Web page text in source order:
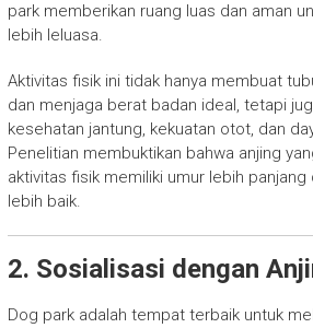
park memberikan ruang luas dan aman
lebih leluasa.
Aktivitas fisik ini tidak hanya membuat
dan menjaga berat badan ideal, tetapi
kesehatan jantung, kekuatan otot, dan
Penelitian membuktikan bahwa anjing
aktivitas fisik memiliki umur lebih panjang
lebih baik.
2. Sosialisasi dengan
Dog park adalah tempat terbaik untuk